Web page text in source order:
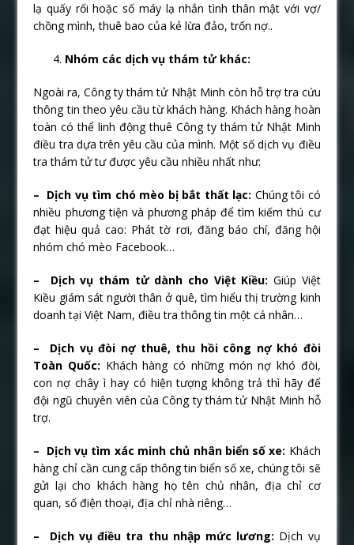
lạ quấy rối hoặc số máy lạ nhắn tình thân mật với vợ/
chồng mình, thuê bao của kẻ lừa đảo, trốn nợ..
Nhóm các dịch vụ thám tử khác:
Ngoài ra, Công ty thám tử Nhật Minh còn hỗ trợ tra cứu
thông tin theo yêu cầu từ khách hàng. Khách hàng hoàn
toàn có thể linh động thuê Công ty thám tử Nhật Minh
điều tra dựa trên yêu cầu của mình. Một số dịch vụ điều
tra thám tử tư được yêu cầu nhiều nhất như:
– Dịch vụ tìm chó mèo bị bắt thất lạc: Chúng tôi có
nhiều phương tiện và phương pháp để tìm kiếm thú cư
đạt hiệu quả cao: Phát tờ rơi, đăng báo chí, đăng hội
nhóm chó mèo Facebook…
– Dịch vụ thám tử dành cho Việt Kiều: Giúp Việt
Kiều giám sát người thân ở quê, tìm hiểu thị trường kinh
doanh tại Việt Nam, điều tra thông tin một cá nhân…
– Dịch vụ đòi nợ thuê, thu hồi công nợ khó đòi
Toàn Quốc: Khách hàng có những món nợ khó đòi,
con nợ chây ì hay có hiện tượng không trả thì hãy để
đội ngũ chuyên viên của Công ty thám tử Nhật Minh hỗ
trợ.
– Dịch vụ tìm xác minh chủ nhân biển số xe: Khách
hàng chỉ cần cung cấp thông tin biển số xe, chúng tôi sẽ
gửi lại cho khách hàng họ tên chủ nhân, địa chỉ cơ
quan, số điện thoại, địa chỉ nhà riêng…
– Dịch vụ điều tra thu nhập mức lương: Dịch vụ